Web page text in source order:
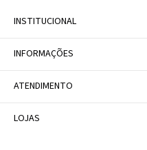
INSTITUCIONAL
A Marca
Trabalhe conosco
INFORMAÇÕES
Política de Privacidade
Tabela de Medidas
ATENDIMENTO
Personal Shopper
LOJAS